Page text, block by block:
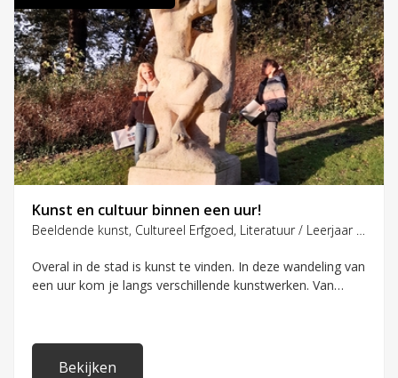
Kunst en cultuur binnen een uur!
Beeldende kunst, Cultureel Erfgoed, Literatuur / Leerjaar 6, 7, 8
Overal in de stad is kunst te vinden. In deze wandeling van
een uur kom je langs verschillende kunstwerken. Van
Bekijken